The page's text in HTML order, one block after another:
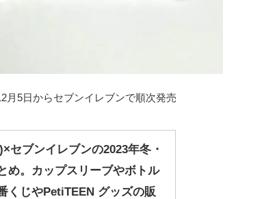
月5日からセブンイレブンで順次発売
セブンイレブンの2023年冬・
め。カップスリーブやボトル
くじやPetiTEEN グッズの販